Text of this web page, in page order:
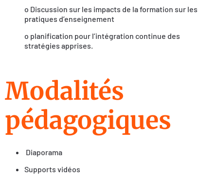
o Discussion sur les impacts de la formation sur les
pratiques d’enseignement
o planification pour l’intégration continue des
stratégies apprises.
Modalités
pédagogiques
Diaporama
Supports vidéos